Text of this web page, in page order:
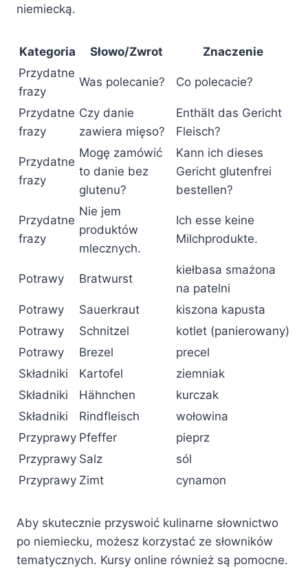
niemiecką.
Kategoria Słowo/Zwrot
Znaczenie
Przydatne
frazy
Was polecanie? Co polecacie?
Przydatne
frazy
Czy danie
zawiera mięso?
Enthält das Gericht
Fleisch?
Przydatne
frazy
Mogę zamówić
to danie bez
glutenu?
Kann ich dieses
Gericht glutenfrei
bestellen?
Przydatne
frazy
Nie jem
produktów
mlecznych.
Ich esse keine
Milchprodukte.
Potrawy Bratwurst
kiełbasa smażona
na patelni
Potrawy
Sauerkraut
kiszona kapusta
Potrawy
Schnitzel
kotlet (panierowany)
Potrawy
Brezel
precel
Składniki
Kartofel
ziemniak
Składniki
Hähnchen
kurczak
Składniki
Rindfleisch
wołowina
Przyprawy Pfeffer
pieprz
Przyprawy Salz
sól
Przyprawy Zimt cynamon
Aby skutecznie przyswoić kulinarne słownictwo
po niemiecku, możesz korzystać ze słowników
tematycznych. Kursy online również są pomocne.